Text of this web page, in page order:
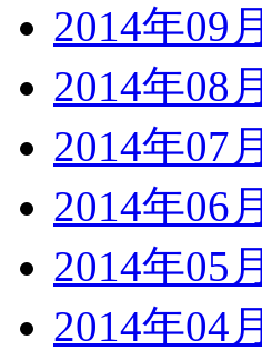
2014年09月
2014年08月
2014年07月
2014年06月
2014年05月
2014年04月